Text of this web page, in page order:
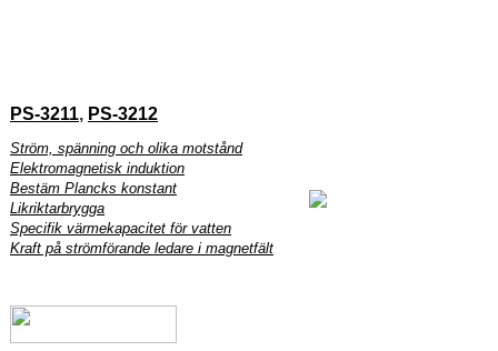
PS-3211, PS-3212
Ström, spänning och olika motstånd
Elektromagnetisk induktion
Bestäm Plancks konstant
Likriktarbrygga
Specifik värmekapacitet för vatten
Kraft på strömförande ledare i magnetfält